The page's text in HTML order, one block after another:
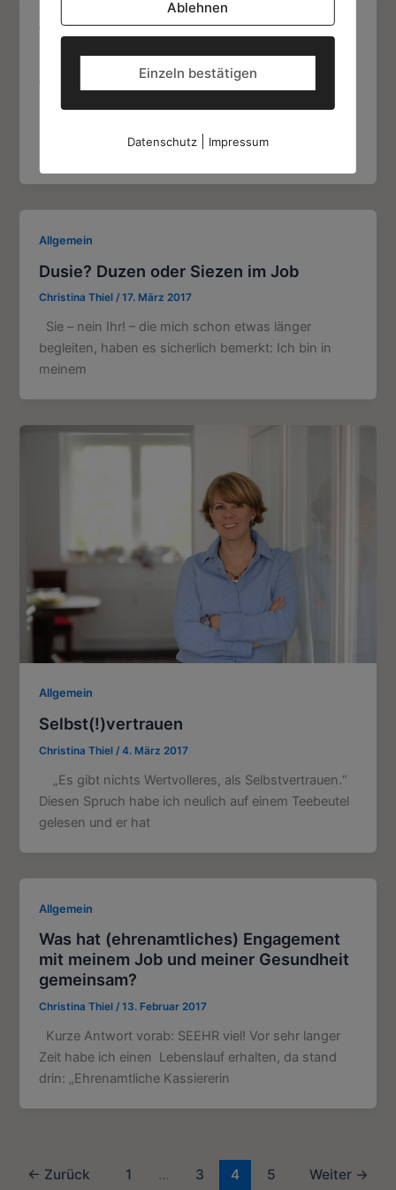
Allgemein
Präsentismus – eine Krankheit?
Christina Thiel
So gerade verebbt die letzte Grippewelle. Wer sie
hatte, war wirklich krank und lag vermutlich längere
Allgemein
Dusie? Duzen oder Siezen im Job
Christina Thiel/17. März 2017
Sie – nein Ihr! – die mich schon etwas länger
begleiten, haben es sicherlich bemerkt: Ich bin in
meinem
Allgemein
Selbst(!)vertrauen
Christina Thiel/4. März 2017
„Es gibt nichts Wertvolleres, als Selbstvertrauen.“
Diesen Spruch habe ich neulich auf einem Teebeutel
gelesen und er hat
Allgemein
Was hat (ehrenamtliches) Engagement
mit meinem Job und meiner Gesundheit
gemeinsam?
Christina Thiel/13. Februar 2017
Kurze Antwort vorab: SEEHR viel! Vor sehr langer
Zeit habe ich einen Lebenslauf erhalten, da stand
drin: „Ehrenamtliche Kassiererin
← Zurück 1 … 3 4 5 Weiter →
Ablehnen
Einzeln bestätigen
Datenschutz| Impressum